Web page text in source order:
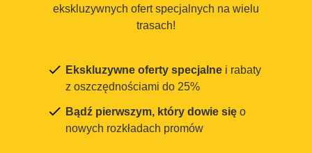
ekskluzywnych ofert specjalnych na wielu
trasach!
Ekskluzywne oferty specjalne i rabaty
z oszczędnościami do 25%
Bądź pierwszym, który dowie się o
nowych rozkładach promów